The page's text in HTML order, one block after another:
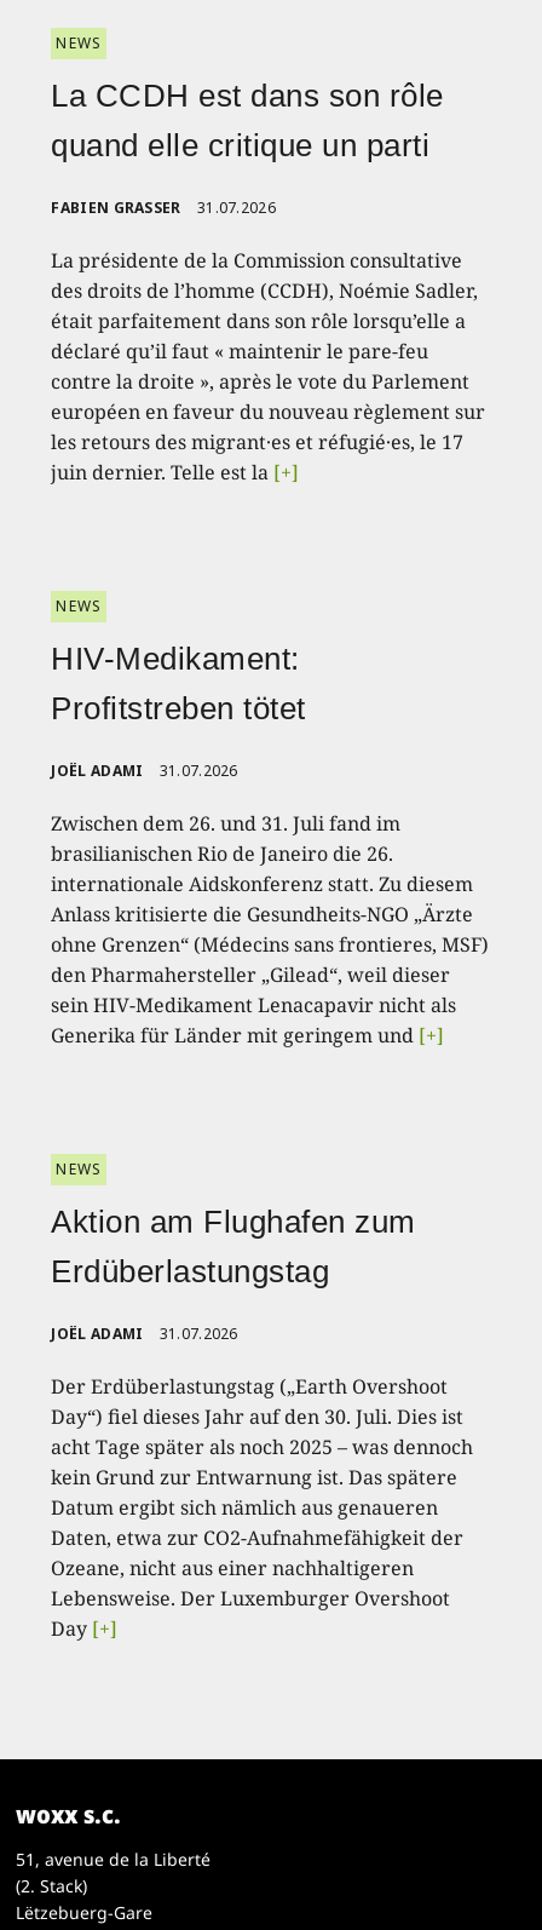
NEWS
La CCDH est dans son rôle
quand elle critique un parti
FABIEN GRASSER 31.07.2026
La présidente de la Commission consultative
des droits de l’homme (CCDH), Noémie Sadler,
était parfaitement dans son rôle lorsqu’elle a
déclaré qu’il faut « maintenir le pare-feu
contre la droite », après le vote du Parlement
européen en faveur du nouveau règlement sur
les retours des migrant·es et réfugié·es, le 17
juin dernier. Telle est la [+]
NEWS
HIV-Medikament:
Profitstreben tötet
JOËL ADAMI 31.07.2026
Zwischen dem 26. und 31. Juli fand im
brasilianischen Rio de Janeiro die 26.
internationale Aidskonferenz statt. Zu diesem
Anlass kritisierte die Gesundheits-NGO „Ärzte
ohne Grenzen“ (Médecins sans frontieres, MSF)
den Pharmahersteller „Gilead“, weil dieser
sein HIV-Medikament Lenacapavir nicht als
Generika für Länder mit geringem und [+]
NEWS
Aktion am Flughafen zum
Erdüberlastungstag
JOËL ADAMI 31.07.2026
Der Erdüberlastungstag („Earth Overshoot
Day“) fiel dieses Jahr auf den 30. Juli. Dies ist
acht Tage später als noch 2025 – was dennoch
kein Grund zur Entwarnung ist. Das spätere
Datum ergibt sich nämlich aus genaueren
Daten, etwa zur CO2-Aufnahmefähigkeit der
Ozeane, nicht aus einer nachhaltigeren
Lebensweise. Der Luxemburger Overshoot
Day [+]
woxx s.c.
51, avenue de la Liberté
(2. Stack)
Lëtzebuerg-Gare